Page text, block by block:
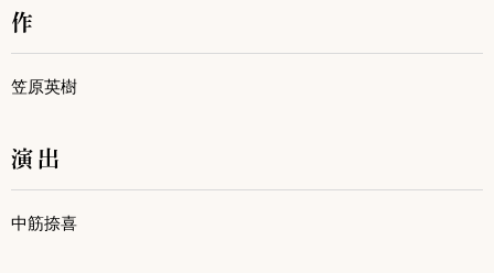
作
笠原英樹
演出
中筋捺喜